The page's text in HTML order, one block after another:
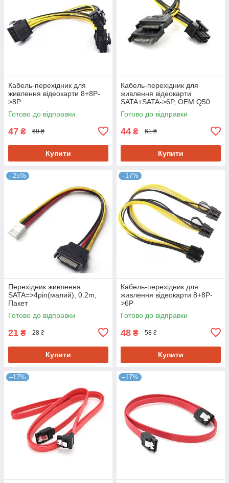
Кабель-перехідник для
живлення відеокарти 8+8P-
>8P
Готово до відправки
47 ₴ 69 ₴
Купити
Кабель-перехідник для
живлення відеокарти
SATA+SATA->6P, OEM Q50
Готово до відправки
44 ₴ 61 ₴
Купити
–25%
Перехідник живлення
SATA=>4pin(малий), 0.2m,
Пакет
Готово до відправки
21 ₴ 28 ₴
Купити
–17%
Кабель-перехідник для
живлення відеокарти 8+8P-
>6P
Готово до відправки
48 ₴ 58 ₴
Купити
–17% –17%